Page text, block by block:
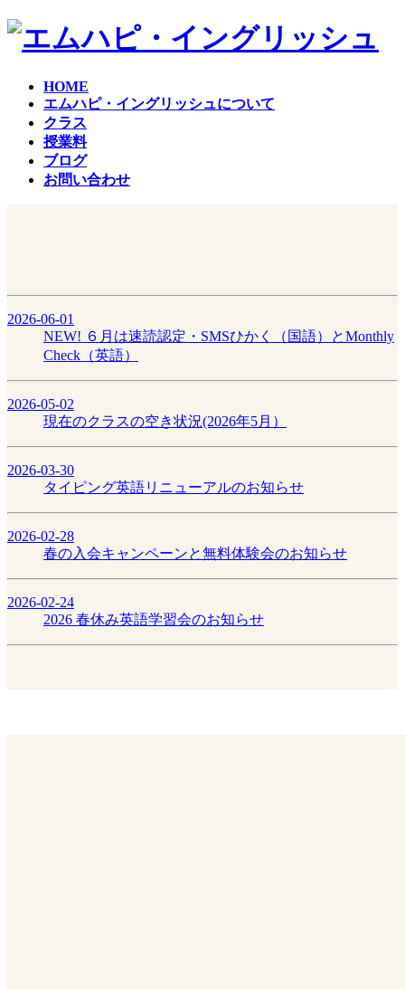
コ
ナ
HOME
エムハピ・イングリッシュについて
クラス
授業料
ブログ
お問い合わせ
2026-06-01
NEW! ６月は速読認定・SMSひかく（国語）とMonthly
Check（英語）
2026-05-02
現在のクラスの空き状況(2026年5月）
2026-03-30
タイピング英語リニューアルのお知らせ
2026-02-28
春の入会キャンペーンと無料体験会のお知らせ
2026-02-24
2026 春休み英語学習会のお知らせ